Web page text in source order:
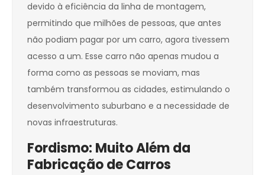
devido à eficiência da linha de montagem,
permitindo que milhões de pessoas, que antes
não podiam pagar por um carro, agora tivessem
acesso a um. Esse carro não apenas mudou a
forma como as pessoas se moviam, mas
também transformou as cidades, estimulando o
desenvolvimento suburbano e a necessidade de
novas infraestruturas.
Fordismo: Muito Além da
Fabricação de Carros